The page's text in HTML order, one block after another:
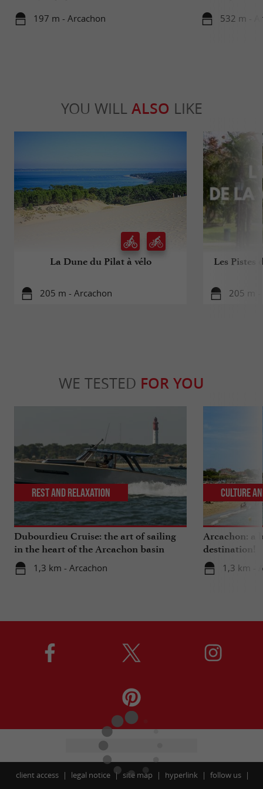
197 m - Arcachon 532 m -
YOU WILL ALSO LIKE
La Dune du Pilat à vélo
205 m - Arcachon
Les Pistes
205 m -
WE TESTED FOR YOU
Dubourdieu Cruise: the art of sailing
in the heart of the Arcachon basin
1,3 km - Arcachon
Rest and relaxation
Arcachon: a
destination!
1,3 km -
Culture
client access legal notice site map hyperlink
follow us